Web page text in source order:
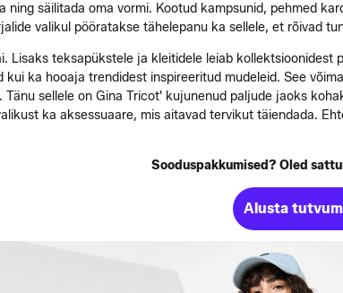
ning säilitada oma vormi. Kootud kampsunid, pehmed
valikul pööratakse tähelepanu ka sellele, et rõivad
Lisaks teksapükstele ja kleitidele leiab
kui ka hooaja trendidest inspireeritud mudeleid. See
Tänu sellele on Gina Tricot' kujunenud paljude jaoks
ka aksessuaare, mis aitavad tervikut täiendada.
Sooduspakkumised? Oled
Alusta